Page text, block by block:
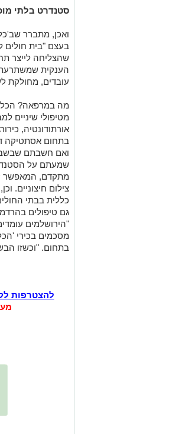
סטנדרט בלתי
ואכן, מתברר
בעצם "בית חולים
שהצליחה לייצר
עובדים, מחולקת לשלושה
מה במרפאה? הכל.
מטיפולי שיניים
אורתודונטיה,
בתחום אסתטיקה
ואם חשבתם
שמעתם על
מתקדם, המאפשר
צילום חיצוניים.
כללית בבתי
גם טיפולים
"הירושלמים
מסכמים בכירי
בתחום. "וכשזו
להצטרפות